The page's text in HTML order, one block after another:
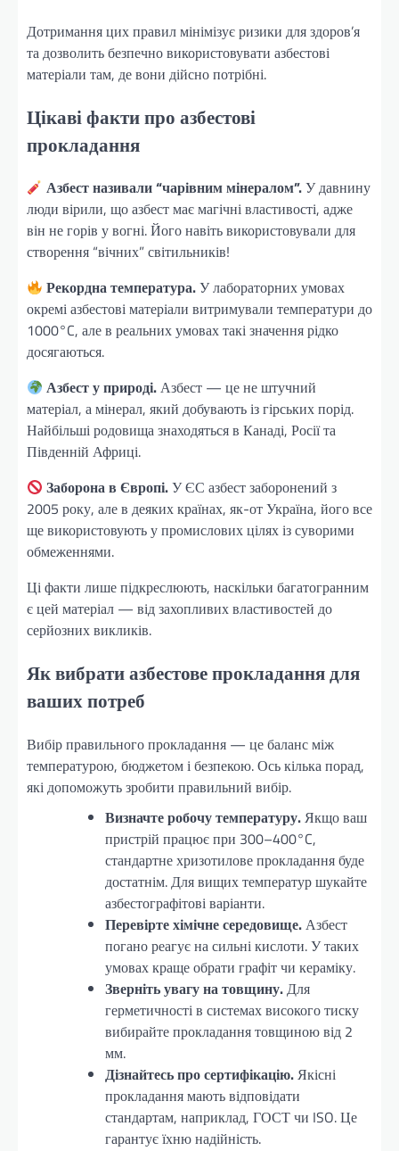
Дотримання цих правил мінімізує ризики для здоров’я
та дозволить безпечно використовувати азбестові
матеріали там, де вони дійсно потрібні.
Цікаві факти про азбестові
прокладання
Азбест називали “чарівним мінералом”.У давнину
люди вірили, що азбест має магічні властивості, адже
він не горів у вогні. Його навіть використовували для
створення “вічних” світильників!
Рекордна температура.У лабораторних умовах
окремі азбестові матеріали витримували температури до
1000°C, але в реальних умовах такі значення рідко
досягаються.
Азбест у природі.Азбест — це не штучний
матеріал, а мінерал, який добувають із гірських порід.
Найбільші родовища знаходяться в Канаді, Росії та
Південній Африці.
Заборона в Європі.У ЄС азбест заборонений з
2005 року, але в деяких країнах, як-от Україна, його все
ще використовують у промислових цілях із суворими
обмеженнями.
Ці факти лише підкреслюють, наскільки багатогранним
є цей матеріал — від захопливих властивостей до
серйозних викликів.
Як вибрати азбестове прокладання для
ваших потреб
Вибір правильного прокладання — це баланс між
температурою, бюджетом і безпекою. Ось кілька порад,
які допоможуть зробити правильний вибір.
Визначте робочу температуру.Якщо ваш
пристрій працює при 300–400°C,
стандартне хризотилове прокладання буде
достатнім. Для вищих температур шукайте
азбестографітові варіанти.
Перевірте хімічне середовище.Азбест
погано реагує на сильні кислоти. У таких
умовах краще обрати графіт чи кераміку.
Зверніть увагу на товщину.Для
герметичності в системах високого тиску
вибирайте прокладання товщиною від 2
мм.
Дізнайтесь про сертифікацію.Якісні
прокладання мають відповідати
стандартам, наприклад, ГОСТ чи ISO. Це
гарантує їхню надійність.